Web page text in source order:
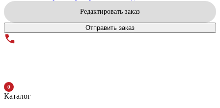
Редактировать заказ
Отправить заказ
0
Каталог